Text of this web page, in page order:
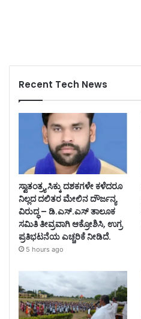
Recent Tech News
ಸ್ವಾತಂತ್ರ್ಯ ಸಿಕ್ಕು ದಶಕಗಳೇ ಕಳೆದರೂ
ನಿಲ್ಲದ ದಲಿತರ ಮೇಲಿನ ದೌರ್ಜನ್ಯ
ವಿರುದ್ಧ – ಡಿ.ಎಸ್.ಎಸ್ ತಾಲೂಕ
ಸಮಿತಿ ತೀವ್ರವಾಗಿ ಆಕ್ರೋಶಿಸಿ, ಉಗ್ರ
ಪ್ರತಿಭಟನೆಯ ಎಚ್ಚರಿಕೆ ನೀಡಿದೆ.
5 hours ago